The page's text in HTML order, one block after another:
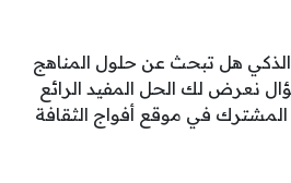
الذكي هل تبحث عن حلول المناهج
نعرض لك الحل المفيد الرائع
المشترك في موقع أفواج الثقافة